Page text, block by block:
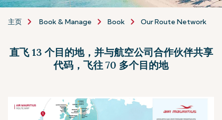
主页 Book & Manage Book Our Route Network
直飞 13 个目的地，并与航空公司合作伙伴共享
代码，飞往 70 多个目的地